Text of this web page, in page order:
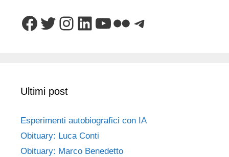
Facebook
Twitter
Instagram
LinkedIn
YouTube
FlickrTelegram
Ultimi post
Esperimenti autobiografici con IA
Obituary: Luca Conti
Obituary: Marco Benedetto